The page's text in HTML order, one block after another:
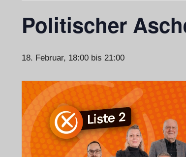
Politischer
18. Februar, 18:00 bis 21:00